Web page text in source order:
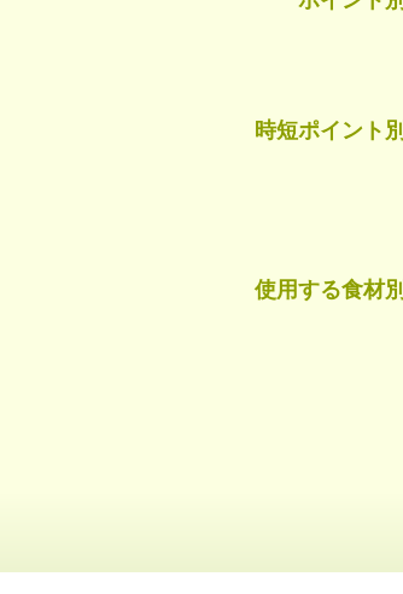
時短ポイント別
使用する食材別